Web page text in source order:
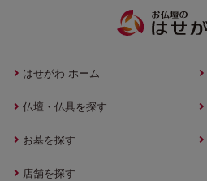
はせがわ ホーム
仏壇・仏具を探す
お墓を探す
店舗を探す